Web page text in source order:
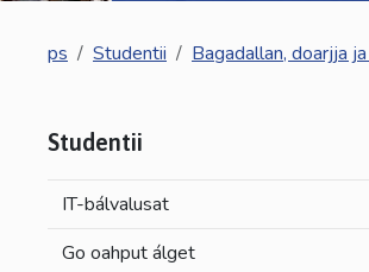
ps Studentii Bagadallan, doarjja
Studentii
IT-bálvalusat
Go oahput álget